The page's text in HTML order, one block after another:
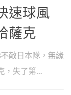
速球風
薩克
敵日本隊，無緣
，失了第...